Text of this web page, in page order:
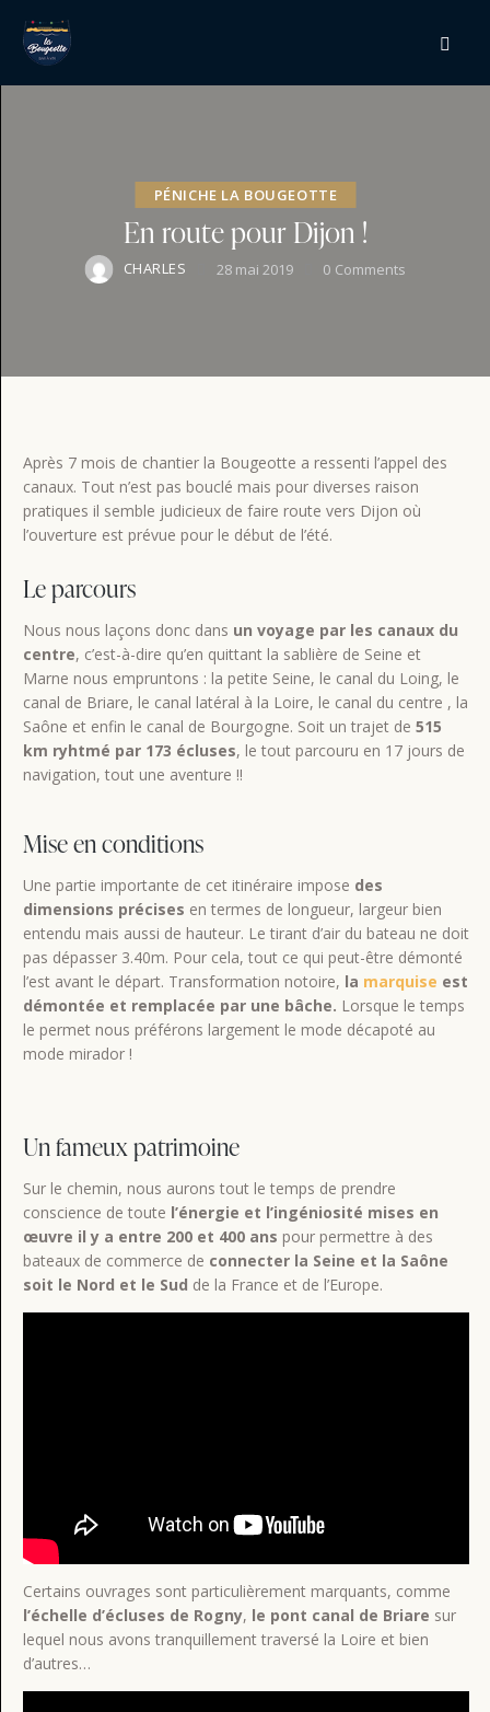
PÉNICHE LA BOUGEOTTE
En route pour Dijon !
CHARLES 28 mai 2019 0 Comments
Après 7 mois de chantier la Bougeotte a ressenti l’appel des
canaux. Tout n’est pas bouclé mais pour diverses raison
pratiques il semble judicieux de faire route vers Dijon où
l’ouverture est prévue pour le début de l’été.
Le parcours
Nous nous laçons donc dans un voyage par les canaux du
centre, c’est-à-dire qu’en quittant la sablière de Seine et
Marne nous empruntons : la petite Seine, le canal du Loing, le
canal de Briare, le canal latéral à la Loire, le canal du centre , la
Saône et enfin le canal de Bourgogne. Soit un trajet de 515
km ryhtmé par 173 écluses, le tout parcouru en 17 jours de
navigation, tout une aventure !!
Mise en conditions
Une partie importante de cet itinéraire impose des
dimensions précises en termes de longueur, largeur bien
entendu mais aussi de hauteur. Le tirant d’air du bateau ne doit
pas dépasser 3.40m. Pour cela, tout ce qui peut-être démonté
l’est avant le départ. Transformation notoire, la marquise est
démontée et remplacée par une bâche. Lorsque le temps
le permet nous préférons largement le mode décapoté au
mode mirador !
Un fameux patrimoine
Sur le chemin, nous aurons tout le temps de prendre
conscience de toute l’énergie et l’ingéniosité mises en
œuvre il y a entre 200 et 400 ans pour permettre à des
bateaux de commerce de connecter la Seine et la Saône
soit le Nord et le Sud de la France et de l’Europe.
Certains ouvrages sont particulièrement marquants, comme
l’échelle d’écluses de Rogny, le pont canal de Briare sur
lequel nous avons tranquillement traversé la Loire et bien
d’autres…